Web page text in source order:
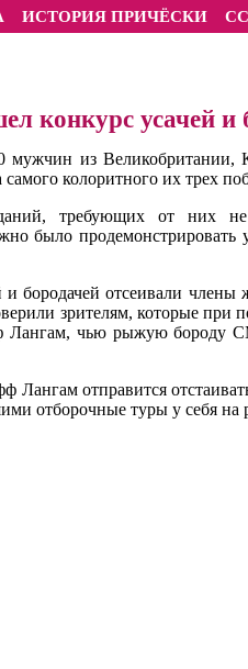
ИСТОРИЯ ПРИЧЁСКИ
конкурс усачей и
мужчин из
колоритного их трех
требующих от них
было
бородачей отсеивали
зрителям, которые
Лангам, чью рыжую бороду
отправится
отборочные туры у себя на